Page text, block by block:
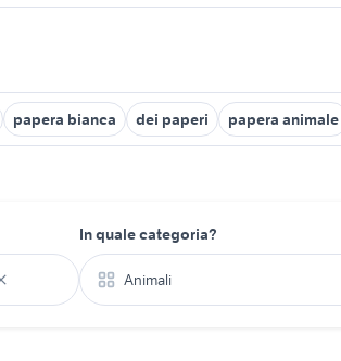
papera bianca dei paperi papera animale
In quale categoria?
Animali